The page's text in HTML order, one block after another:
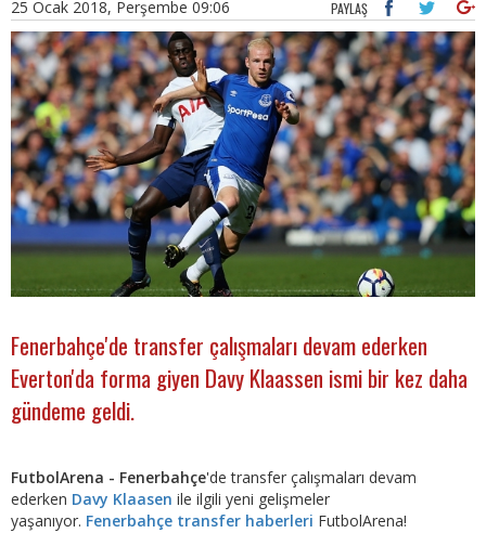
25 Ocak 2018, Perşembe 09:06 PAYLAŞ
Fenerbahçe'de transfer çalışmaları devam ederken
Everton'da forma giyen Davy Klaassen ismi bir kez daha
gündeme geldi.
FutbolArena - Fenerbahçe'de transfer çalışmaları devam
ederken Davy Klaasen ile ilgili yeni gelişmeler
yaşanıyor. Fenerbahçe transfer haberleri FutbolArena!